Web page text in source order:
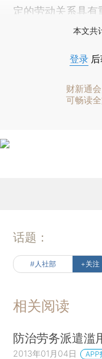
定的劳动关系具有
本文共
登录
财新通
可畅读
话题：
#人社部 +关注
相关阅读
防治劳务派遣滥
2013年01月04日 APP